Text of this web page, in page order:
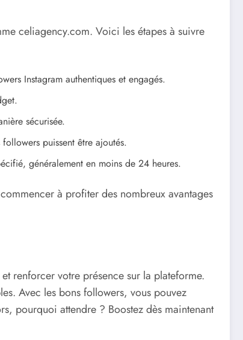
celiagency.com. Voici les étapes à suivre
Instagram authentiques et engagés.
sécurisée.
puissent être ajoutés.
généralement en moins de 24 heures.
à profiter des nombreux avantages
renforcer votre présence sur la plateforme.
Avec les bons followers, vous pouvez
pourquoi attendre ? Boostez dès maintenant